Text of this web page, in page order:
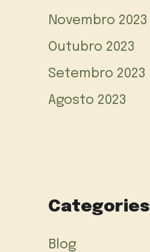
Novembro 2023
Outubro 2023
Setembro 2023
Agosto 2023
Categories
Blog